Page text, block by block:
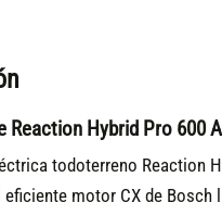
Reaction Hybrid Pro 600
todoterreno Reaction
eficiente motor CX de